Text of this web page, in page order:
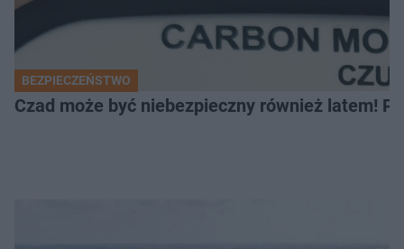
BEZPIECZEŃSTWO
Czad może być niebezpieczny również latem!